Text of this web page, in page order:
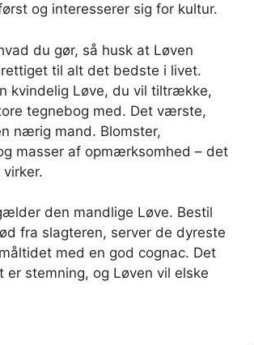
og interesserer sig for kultur.
du gør, så husk at Løven
til alt det bedste i livet.
kvindelig Løve, du vil tiltrække,
tegnebog med. Det værste,
nærig mand. Blomster,
masser af opmærksomhed – det
den mandlige Løve. Bestil
fra slagteren, server de dyreste
med en god cognac. Det
er stemning, og Løven vil elske